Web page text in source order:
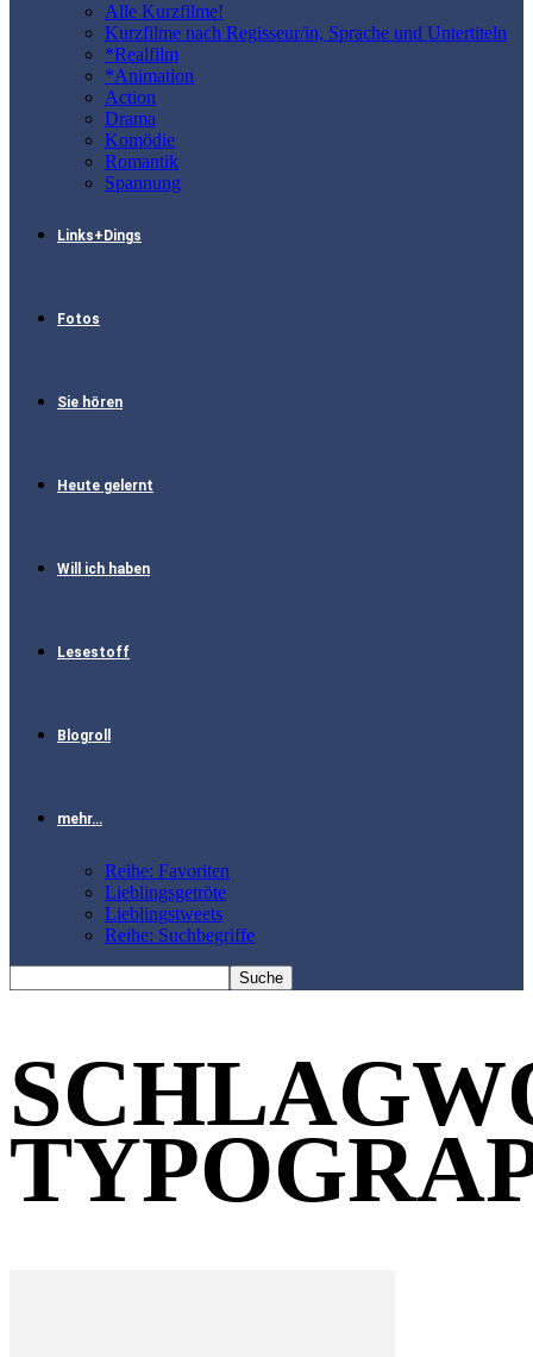
Alle Kurzfilme!
Kurzfilme nach Regisseur/in, Sprache und Untertiteln
*Realfilm
*Animation
Action
Drama
Komödie
Romantik
Spannung
Links+Dings
Fotos
Sie hören
Heute gelernt
Will ich haben
Lesestoff
Blogroll
mehr…
Reihe: Favoriten
Lieblingsgetröte
Lieblingstweets
Reihe: Suchbegriffe